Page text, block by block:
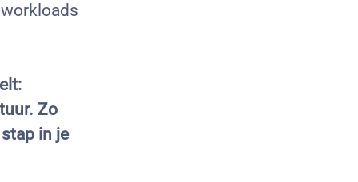
Zo
in je